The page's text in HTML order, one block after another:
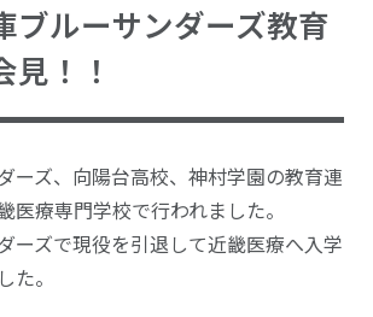
ブルーサンダーズ教育
見！！
ーズ、向陽台高校、神村学園の教育連
医療専門学校で行われました。
ーズで現役を引退して近畿医療へ入学
た。